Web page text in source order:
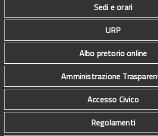
Sedi e orari
URP
Albo pretorio online
Amministrazione
Accesso Civico
Regolamenti